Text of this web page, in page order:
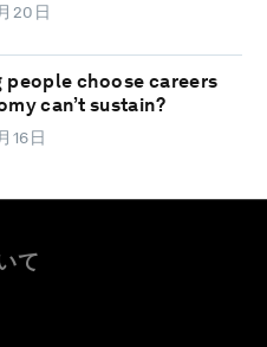
20日
people choose careers
can’t sustain?
16日
て